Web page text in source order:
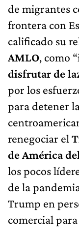
de migrantes
frontera con
calificado su
AMLO, como
disfrutar de
por los
para detener
renegociar el
de América
los pocos
de la
Trump en
comercial